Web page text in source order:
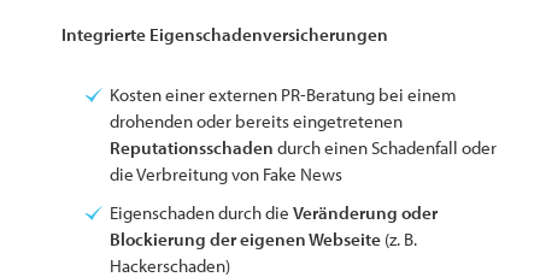
Integrierte Eigenschadenversicherungen
Kosten einer externen PR-Beratung bei einem
drohenden oder bereits eingetretenen
Reputationsschadendurch einen Schadenfall oder
die Verbreitung von Fake News
Eigenschaden durch dieVeränderung oder
Blockierung der eigenen Webseite (z. B.
Hackerschaden)